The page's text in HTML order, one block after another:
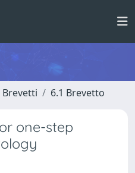
Brevetti 6.1 Brevetto
one-step